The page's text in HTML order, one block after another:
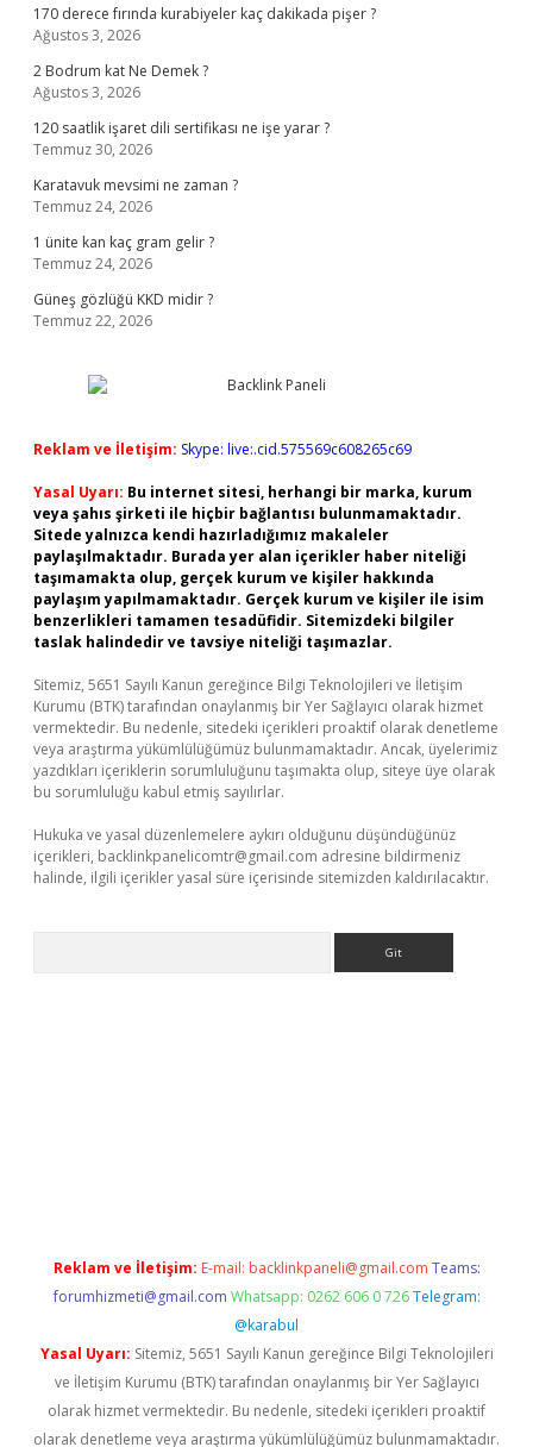
170 derece fırında kurabiyeler kaç dakikada pişer ?
Ağustos 3, 2026
2 Bodrum kat Ne Demek ?
Ağustos 3, 2026
120 saatlik işaret dili sertifikası ne işe yarar ?
Temmuz 30, 2026
Karatavuk mevsimi ne zaman ?
Temmuz 24, 2026
1 ünite kan kaç gram gelir ?
Temmuz 24, 2026
Güneş gözlüğü KKD midir ?
Temmuz 22, 2026
Reklam ve İletişim: Skype: live:.cid.575569c608265c69
Yasal Uyarı: Bu internet sitesi, herhangi bir marka, kurum
veya şahıs şirketi ile hiçbir bağlantısı bulunmamaktadır.
Sitede yalnızca kendi hazırladığımız makaleler
paylaşılmaktadır. Burada yer alan içerikler haber niteliği
taşımamakta olup, gerçek kurum ve kişiler hakkında
paylaşım yapılmamaktadır. Gerçek kurum ve kişiler ile isim
benzerlikleri tamamen tesadüfidir. Sitemizdeki bilgiler
taslak halindedir ve tavsiye niteliği taşımazlar.
Sitemiz, 5651 Sayılı Kanun gereğince Bilgi Teknolojileri ve İletişim
Kurumu (BTK) tarafından onaylanmış bir Yer Sağlayıcı olarak hizmet
vermektedir. Bu nedenle, sitedeki içerikleri proaktif olarak denetleme
veya araştırma yükümlülüğümüz bulunmamaktadır. Ancak, üyelerimiz
yazdıkları içeriklerin sorumluluğunu taşımakta olup, siteye üye olarak
bu sorumluluğu kabul etmiş sayılırlar.
Hukuka ve yasal düzenlemelere aykırı olduğunu düşündüğünüz
içerikleri, backlinkpanelicomtr@gmail.com adresine bildirmeniz
halinde, ilgili içerikler yasal süre içerisinde sitemizden kaldırılacaktır.
Reklam ve İletişim: E-mail: backlinkpaneli@gmail.com Teams:
forumhizmeti@gmail.com Whatsapp: 0262 606 0 726 Telegram:
@karabul
Yasal Uyarı: Sitemiz, 5651 Sayılı Kanun gereğince Bilgi Teknolojileri
ve İletişim Kurumu (BTK) tarafından onaylanmış bir Yer Sağlayıcı
olarak hizmet vermektedir. Bu nedenle, sitedeki içerikleri proaktif
olarak denetleme veya araştırma yükümlülüğümüz bulunmamaktadır.